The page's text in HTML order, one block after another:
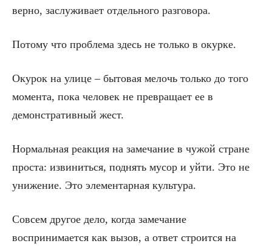
верно, заслуживает отдельного разговора.
Потому что проблема здесь не только в окурке.
Окурок на улице – бытовая мелочь только до того
момента, пока человек не превращает ее в
демонстративный жест.
Нормальная реакция на замечание в чужой стране
проста: извиниться, поднять мусор и уйти. Это не
унижение. Это элементарная культура.
Совсем другое дело, когда замечание
воспринимается как вызов, а ответ строится на